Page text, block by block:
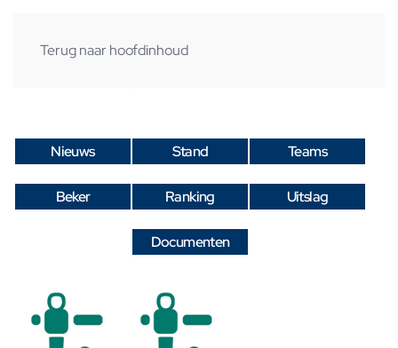
Terug naar hoofdinhoud
Nieuws Stand Teams
Beker Ranking Uitslag
Documenten